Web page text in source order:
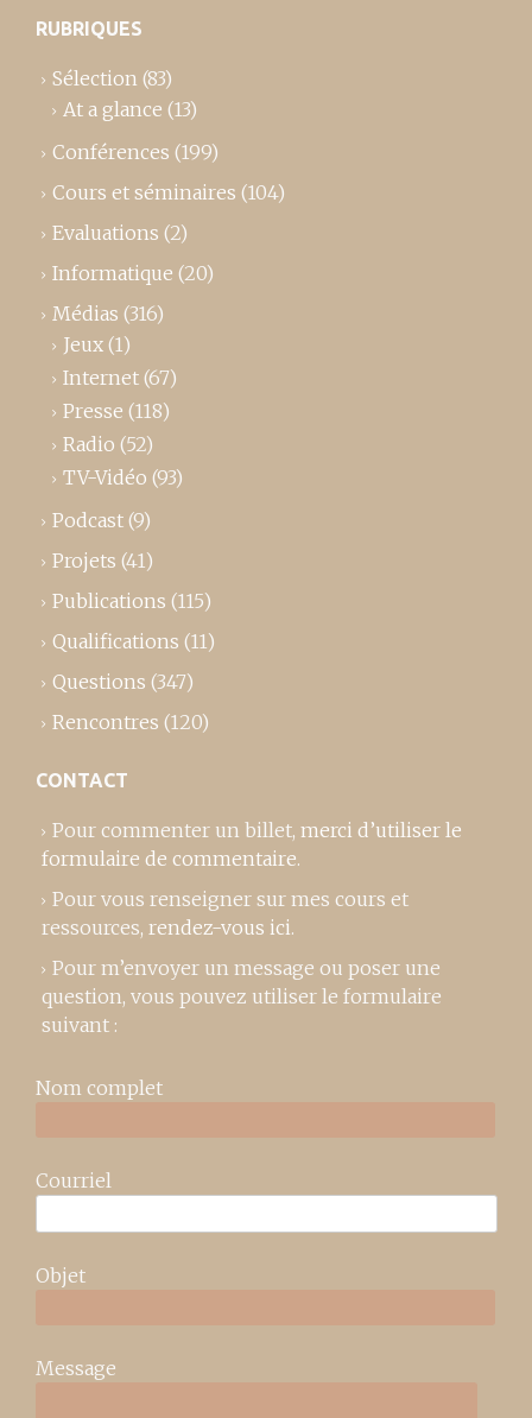
RUBRIQUES
Sélection (83)
At a glance (13)
Conférences (199)
Cours et séminaires (104)
Evaluations (2)
Informatique (20)
Médias (316)
Jeux (1)
Internet (67)
Presse (118)
Radio (52)
TV-Vidéo (93)
Podcast (9)
Projets (41)
Publications (115)
Qualifications (11)
Questions (347)
Rencontres (120)
CONTACT
Pour commenter un billet, merci d’utiliser le
formulaire de commentaire.
Pour vous renseigner sur mes cours et
ressources, rendez-vous ici.
Pour m’envoyer un message ou poser une
question, vous pouvez utiliser le formulaire
suivant :
Nom complet
Courriel
Objet
Message